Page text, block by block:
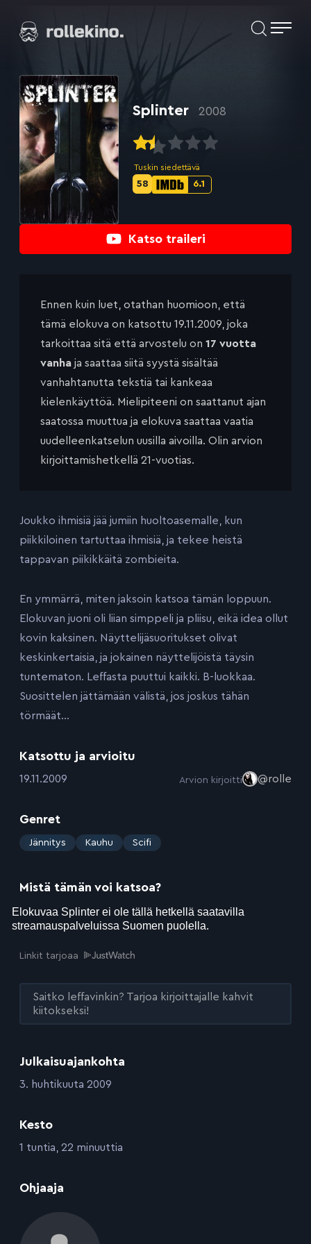
suoraan
Elokuvat ja elokuva-arviot | Rollekino.fi
lopputekstien
jälkeen.
Katso traileri
Splinter 2008
Tuskin siedettävä
IMDb-
6.1
Metascore-
58
Julkaisuajankohta
:3. huhtikuuta 2009
Kesto
:1 tuntia, 22 minuuttia
Ohjaaja
Ennen kuin luet, otathan huomioon, että
tämä elokuva on katsottu 19.11.2009, joka
tarkoittaa sitä että arvostelu on 17 vuotta
vanha ja saattaa siitä syystä sisältää
vanhahtanutta tekstiä tai kankeaa
kielenkäyttöä. Mielipiteeni on saattanut ajan
saatossa muuttua ja elokuva saattaa vaatia
uudelleenkatselun uusilla aivoilla. Olin arvion
kirjoittamishetkellä 21-vuotias.
Joukko ihmisiä jää jumiin huoltoasemalle, kun
piikkiloinen tartuttaa ihmisiä, ja tekee heistä
tappavan piikikkäitä zombieita.
En ymmärrä, miten jaksoin katsoa tämän loppuun.
Elokuvan juoni oli liian simppeli ja pliisu, eikä idea ollut
kovin kaksinen. Näyttelijäsuoritukset olivat
keskinkertaisia, ja jokainen näyttelijöistä täysin
tuntematon. Leffasta puuttui kaikki. B-luokkaa.
Suosittelen jättämään välistä, jos joskus tähän
törmäät…
Katsottu ja arvioitu
:19.11.2009 Arvion kirjoitti @rolle
Genret
: Jännitys Kauhu Scifi
Mistä tämän voi katsoa?
Linkit tarjoaa
Saitko leffavinkin? Tarjoa kirjoittajalle kahvit
kiitokseksi!